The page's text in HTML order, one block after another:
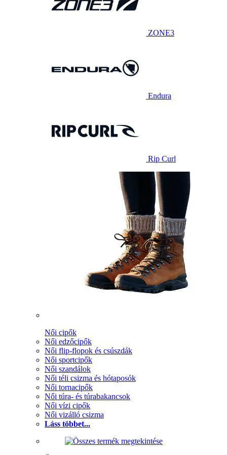
ZONE3
Endura
Rip Curl
Női cipők
Női edzőcipők
Női flip-flopok és csúszdák
Női sportcipők
Női szandálok
Női téli csizma és hótaposók
Női tornacipők
Női túra- és túrabakancsok
Női vízi cipők
Női vizálló csizma
Láss többet...